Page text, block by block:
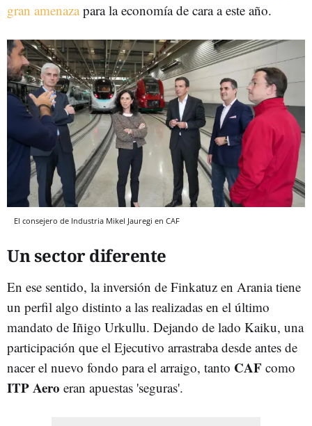
gran amenazapara la economía de cara a este año.
El consejero de Industria Mikel Jauregi en CAF
Un sector diferente
En ese sentido, la inversión de Finkatuz en Arania tiene
un perfil algo distinto a las realizadas en el último
mandato de Iñigo Urkullu. Dejando de lado Kaiku, una
participación que el Ejecutivo arrastraba desde antes de
nacer el nuevo fondo para el arraigo, tanto CAF como
ITP Aero eran apuestas 'seguras'.